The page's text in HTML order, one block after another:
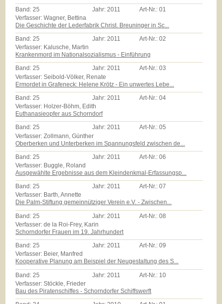
Band: 25 Jahr: 2011 Art-Nr.:01
Verfasser: Wagner, Bettina
Die Geschichte der Lederfabrik Christ. Breuninger in Sc...
Band:25 Jahr:2011 Art-Nr.:02
Verfasser: Kalusche, Martin
Krankenmord im Nationalsozialismus - Einführung
Band:25 Jahr:2011 Art-Nr.:03
Verfasser: Seibold-Völker, Renate
Ermordet in Grafeneck: Helene Krötz - Ein unwertes Lebe...
Band:25 Jahr:2011 Art-Nr.:04
Verfasser: Holzer-Böhm, Edith
Euthanasieopfer aus Schorndorf
Band:25 Jahr:2011 Art-Nr.:05
Verfasser: Zollmann, Günther
Oberberken und Unterberken im Spannungsfeld zwischen de...
Band: 25 Jahr: 2011 Art-Nr.:06
Verfasser: Buggle, Roland
Ausgewählte Ergebnisse aus dem Kleindenkmal-Erfassungsp...
Band:25 Jahr:2011 Art-Nr.:07
Verfasser: Barth, Annette
Die Palm-Stiftung gemeinnütziger Verein e.V. - Zwischen...
Band: 25 Jahr: 2011 Art-Nr.:08
Verfasser: de la Roi-Frey, Karin
Schorndorfer Frauen im 19. Jahrhundert
Band:25 Jahr:2011 Art-Nr.:09
Verfasser: Beier, Manfred
Kooperative Planung am Beispiel der Neugestaltung des S...
Band: 25 Jahr: 2011 Art-Nr.: 10
Verfasser: Stöckle, Frieder
Bau des Piratenschiffes - Schorndorfer Schiffswerft